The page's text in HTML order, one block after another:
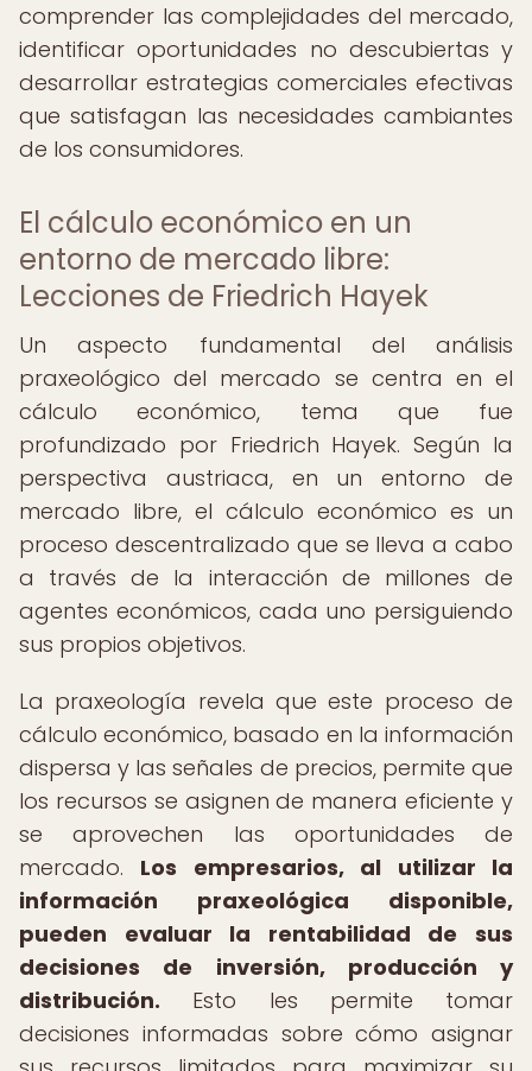
comprender las complejidades del mercado,
identificar oportunidades no descubiertas y
desarrollar estrategias comerciales efectivas
que satisfagan las necesidades cambiantes
de los consumidores.
El cálculo económico en un
entorno de mercado libre:
Lecciones de Friedrich Hayek
Un aspecto fundamental del análisis
praxeológico del mercado se centra en el
cálculo económico, tema que fue
profundizado por Friedrich Hayek. Según la
perspectiva austriaca, en un entorno de
mercado libre, el cálculo económico es un
proceso descentralizado que se lleva a cabo
a través de la interacción de millones de
agentes económicos, cada uno persiguiendo
sus propios objetivos.
La praxeología revela que este proceso de
cálculo económico, basado en la información
dispersa y las señales de precios, permite que
los recursos se asignen de manera eficiente y
se aprovechen las oportunidades de
mercado. Los empresarios, al utilizar la
información praxeológica disponible,
pueden evaluar la rentabilidad de sus
decisiones de inversión, producción y
distribución. Esto les permite tomar
decisiones informadas sobre cómo asignar